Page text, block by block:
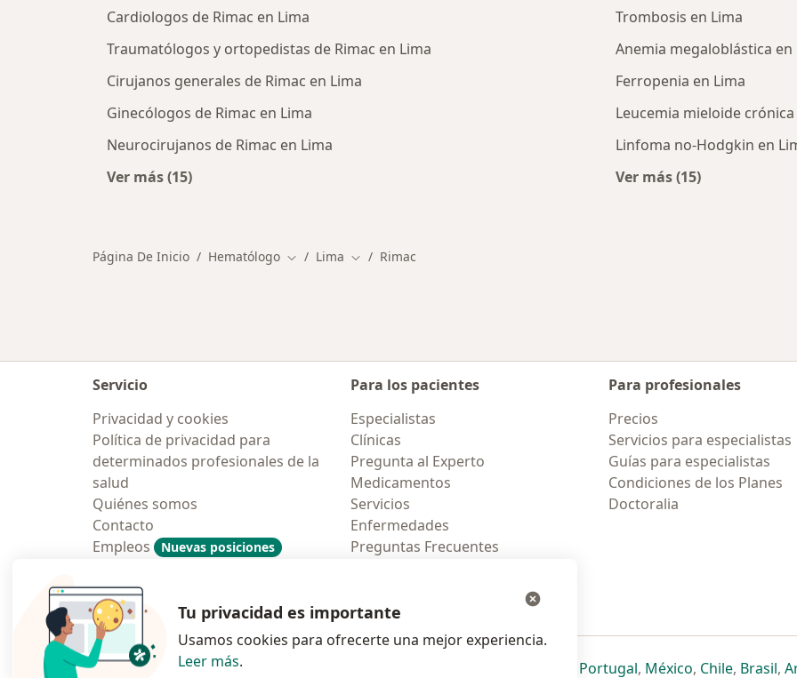
Cardiologos de Rimac en Lima
Traumatólogos y ortopedistas de Rimac en Lima
Cirujanos generales de Rimac en Lima
Ginecólogos de Rimac en Lima
Neurocirujanos de Rimac en Lima
Ver más (15)
Trombosis en Lima
Anemia megaloblástica en
Ferropenia en Lima
Leucemia mieloide crónica
Linfoma no-Hodgkin en
Ver más (15)
Página De Inicio Hematólogo Cambiar de ciudad
Lima Cambiar de ciudad
Rimac
Servicio
Privacidad y cookies
Política de privacidad para
determinados profesionales de la
salud
Quiénes somos
Contacto
Empleos
Nuevas posiciones
Contratación
Para los pacientes
Especialistas
Clínicas
Pregunta al Experto
Medicamentos
Servicios
Enfermedades
Preguntas Frecuentes
Para profesionales
Precios
Servicios para especialistas
Guías para especialistas
Condiciones de los Planes
Doctoralia
Polska se abre en una nueva pestaña
se abre en una nueva pestaña
se abre en una nueva pestaña
se abre en una nueva pestaña
Portugalse abre en una nueva
, Méxicose abre en una
, Chilese abre
, Brasilse
,
Tu privacidad es importante
Usamos cookies para ofrecerte una mejor experiencia.
Leer más.